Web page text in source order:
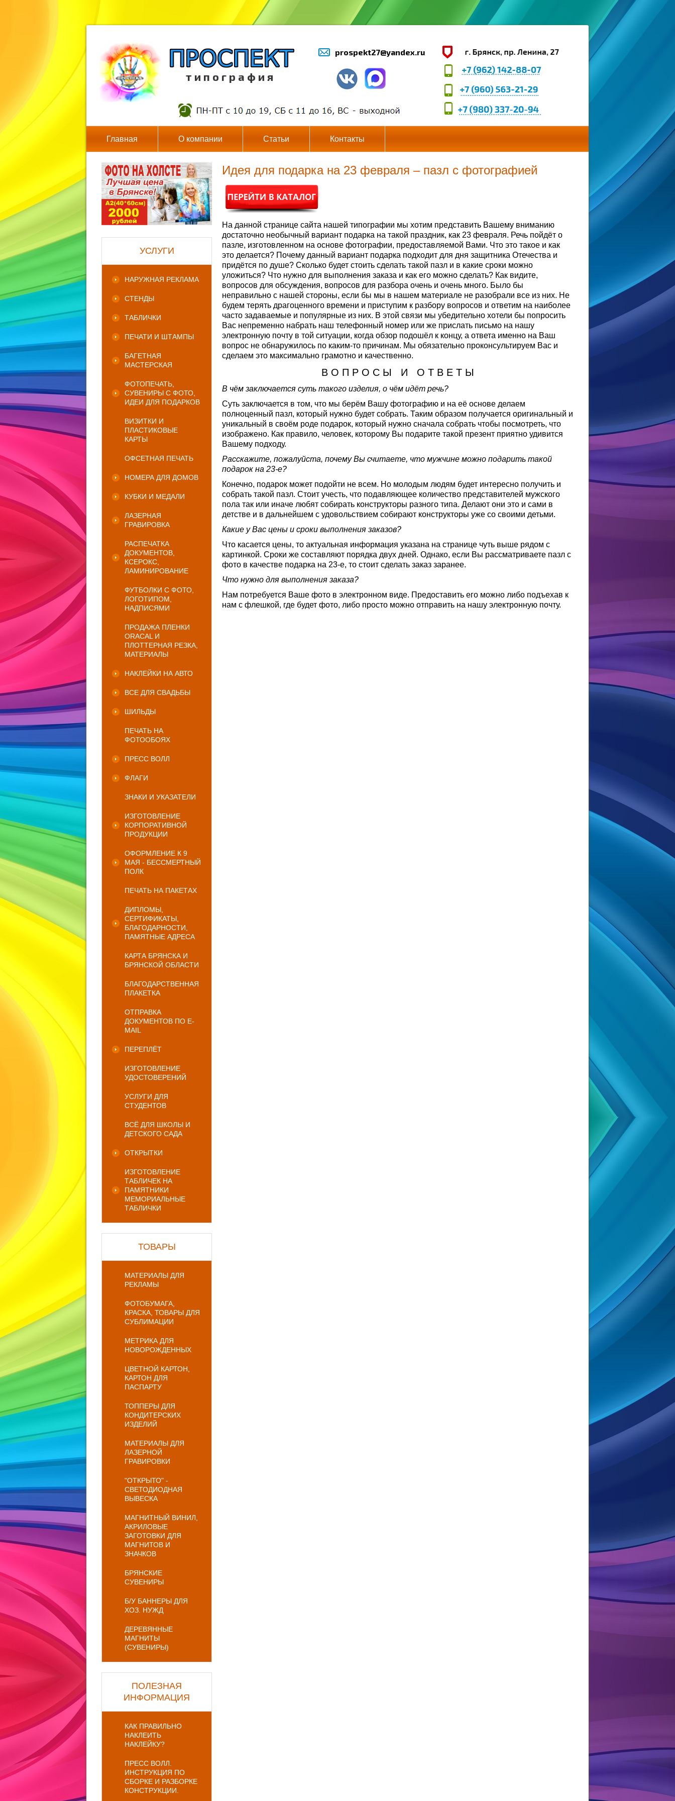
т и п о г р а ф и я
prospekt27@yandex.ru
Главная О компании Статьи Контакты
УСЛУГИ
НАРУЖНАЯ РЕКЛАМА
СТЕНДЫ
ТАБЛИЧКИ
ПЕЧАТИ И ШТАМПЫ
БАГЕТНАЯ
МАСТЕРСКАЯ
ФОТОПЕЧАТЬ,
СУВЕНИРЫ С ФОТО,
ИДЕИ ДЛЯ ПОДАРКОВ
ВИЗИТКИ И
ПЛАСТИКОВЫЕ
КАРТЫ
ОФСЕТНАЯ ПЕЧАТЬ
НОМЕРА ДЛЯ ДОМОВ
КУБКИ И МЕДАЛИ
ЛАЗЕРНАЯ
ГРАВИРОВКА
РАСПЕЧАТКА
ДОКУМЕНТОВ,
КСЕРОКС,
ЛАМИНИРОВАНИЕ
ФУТБОЛКИ С ФОТО,
ЛОГОТИПОМ,
НАДПИСЯМИ
ПРОДАЖА ПЛЕНКИ
ORACAL И
ПЛОТТЕРНАЯ РЕЗКА,
МАТЕРИАЛЫ
НАКЛЕЙКИ НА АВТО
ВСЕ ДЛЯ СВАДЬБЫ
ШИЛЬДЫ
ПЕЧАТЬ НА
ФОТООБОЯХ
ПРЕСС ВОЛЛ
ФЛАГИ
ЗНАКИ И УКАЗАТЕЛИ
ИЗГОТОВЛЕНИЕ
КОРПОРАТИВНОЙ
ПРОДУКЦИИ
ОФОРМЛЕНИЕ К 9
МАЯ - БЕССМЕРТНЫЙ
ПОЛК
ПЕЧАТЬ НА ПАКЕТАХ
ДИПЛОМЫ,
СЕРТИФИКАТЫ,
БЛАГОДАРНОСТИ,
ПАМЯТНЫЕ АДРЕСА
КАРТА БРЯНСКА И
БРЯНСКОЙ ОБЛАСТИ
БЛАГОДАРСТВЕННАЯ
ПЛАКЕТКА
ОТПРАВКА
ДОКУМЕНТОВ ПО E-
MAIL
ПЕРЕПЛЁТ
ИЗГОТОВЛЕНИЕ
УДОСТОВЕРЕНИЙ
УСЛУГИ ДЛЯ
СТУДЕНТОВ
ВСЁ ДЛЯ ШКОЛЫ И
ДЕТСКОГО САДА
ОТКРЫТКИ
ИЗГОТОВЛЕНИЕ
ТАБЛИЧЕК НА
ПАМЯТНИКИ
МЕМОРИАЛЬНЫЕ
ТАБЛИЧКИ
ТОВАРЫ
МАТЕРИАЛЫ ДЛЯ
РЕКЛАМЫ
ФОТОБУМАГА,
КРАСКА, ТОВАРЫ ДЛЯ
СУБЛИМАЦИИ
МЕТРИКА ДЛЯ
НОВОРОЖДЕННЫХ
ЦВЕТНОЙ КАРТОН,
КАРТОН ДЛЯ
ПАСПАРТУ
ТОППЕРЫ ДЛЯ
КОНДИТЕРСКИХ
ИЗДЕЛИЙ
МАТЕРИАЛЫ ДЛЯ
ЛАЗЕРНОЙ
ГРАВИРОВКИ
"ОТКРЫТО" -
СВЕТОДИОДНАЯ
ВЫВЕСКА
МАГНИТНЫЙ ВИНИЛ,
АКРИЛОВЫЕ
ЗАГОТОВКИ ДЛЯ
МАГНИТОВ И
ЗНАЧКОВ
БРЯНСКИЕ
СУВЕНИРЫ
Б/У БАННЕРЫ ДЛЯ
ХОЗ. НУЖД
ДЕРЕВЯННЫЕ
МАГНИТЫ
(СУВЕНИРЫ)
ПОЛЕЗНАЯ
ИНФОРМАЦИЯ
КАК ПРАВИЛЬНО
НАКЛЕИТЬ
НАКЛЕЙКУ?
ПРЕСС ВОЛЛ.
ИНСТРУКЦИЯ ПО
СБОРКЕ И РАЗБОРКЕ
КОНСТРУКЦИИ.
Идея для подарка на 23 февраля – пазл с фотографией
На данной странице сайта нашей типографии мы хотим представить Вашему вниманию
достаточно необычный вариант подарка на такой праздник, как 23 февраля. Речь пойдёт о
пазле, изготовленном на основе фотографии, предоставляемой Вами. Что это такое и как
это делается? Почему данный вариант подарка подходит для дня защитника Отечества и
придётся по душе? Сколько будет стоить сделать такой пазл и в какие сроки можно
уложиться? Что нужно для выполнения заказа и как его можно сделать? Как видите,
вопросов для обсуждения, вопросов для разбора очень и очень много. Было бы
неправильно с нашей стороны, если бы мы в нашем материале не разобрали все из них. Не
будем терять драгоценного времени и приступим к разбору вопросов и ответим на наиболее
часто задаваемые и популярные из них. В этой связи мы убедительно хотели бы попросить
Вас непременно набрать наш телефонный номер или же прислать письмо на нашу
электронную почту в той ситуации, когда обзор подошёл к концу, а ответа именно на Ваш
вопрос не обнаружилось по каким-то причинам. Мы обязательно проконсультируем Вас и
сделаем это максимально грамотно и качественно.
В О П Р О С Ы И О Т В Е Т Ы
В чём заключается суть такого изделия, о чём идёт речь?
Суть заключается в том, что мы берём Вашу фотографию и на её основе делаем
полноценный пазл, который нужно будет собрать. Таким образом получается оригинальный и
уникальный в своём роде подарок, который нужно сначала собрать чтобы посмотреть, что
изображено. Как правило, человек, которому Вы подарите такой презент приятно удивится
Вашему подходу.
Расскажите, пожалуйста, почему Вы считаете, что мужчине можно подарить такой
подарок на 23-е?
Конечно, подарок может подойти не всем. Но молодым людям будет интересно получить и
собрать такой пазл. Стоит учесть, что подавляющее количество представителей мужского
пола так или иначе любят собирать конструкторы разного типа. Делают они это и сами в
детстве и в дальнейшем с удовольствием собирают конструкторы уже со своими детьми.
Какие у Вас цены и сроки выполнения заказов?
Что касается цены, то актуальная информация указана на странице чуть выше рядом с
картинкой. Сроки же составляют порядка двух дней. Однако, если Вы рассматриваете пазл с
фото в качестве подарка на 23-е, то стоит сделать заказ заранее.
Что нужно для выполнения заказа?
Нам потребуется Ваше фото в электронном виде. Предоставить его можно либо подъехав к
нам с флешкой, где будет фото, либо просто можно отправить на нашу электронную почту.